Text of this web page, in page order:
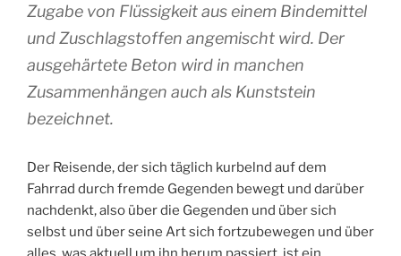
Zugabe von Flüssigkeit aus einem Bindemittel
und Zuschlagstoffen angemischt wird. Der
ausgehärtete Beton wird in manchen
Zusammenhängen auch als Kunststein
bezeichnet.
Der Reisende, der sich täglich kurbelnd auf dem
Fahrrad durch fremde Gegenden bewegt und darüber
nachdenkt, also über die Gegenden und über sich
selbst und über seine Art sich fortzubewegen und über